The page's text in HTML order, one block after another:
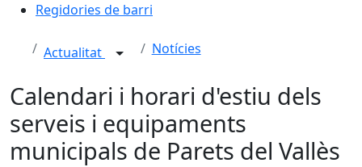
Regidories de barri
Actualitat Notícies
Calendari i horari d'estiu dels
serveis i equipaments
municipals de Parets del Vallès